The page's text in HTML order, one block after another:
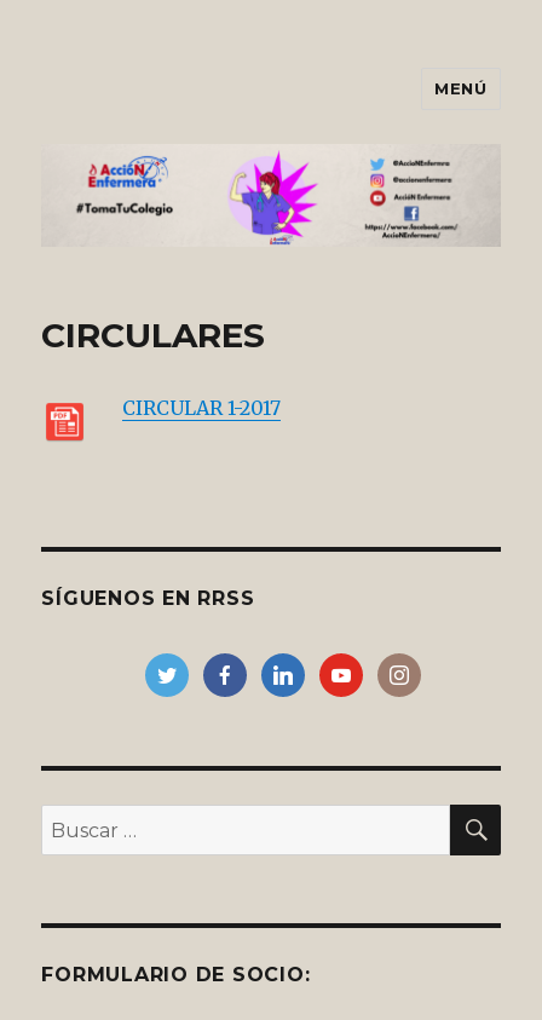
Asociación AccióNEnfermera
MENÚ
CIRCULARES
CIRCULAR1-2017
SÍGUENOS EN RRSS
Buscar
por:
FORMULARIO DE SOCIO: